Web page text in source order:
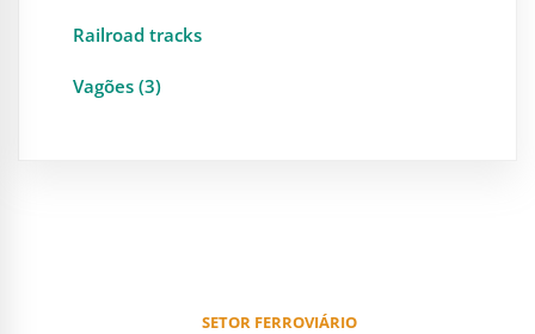
Railroad tracks
Vagões (3)
SETOR FERROVIÁRIO